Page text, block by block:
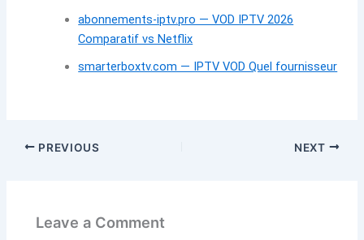
abonnements-iptv.pro — VOD IPTV 2026
Comparatif vs Netflix
smarterboxtv.com — IPTV VOD Quel fournisseur
PREVIOUS NEXT
Leave a Comment